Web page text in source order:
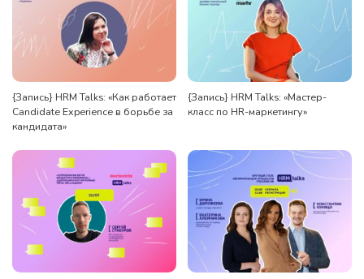
{Запись} HRM Talks: «Как работает
Candidate Experience в борьбе за
кандидата»
{Запись} HRM Talks: «Мастер-
класс по HR-маркетингу»